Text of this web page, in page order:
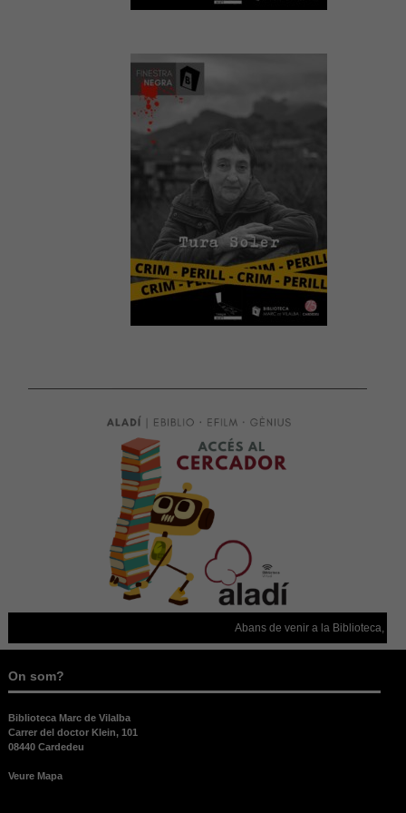
Abans de venir a la Biblioteca,
On som?
Biblioteca Marc de Vilalba
Carrer del doctor Klein, 101
08440 Cardedeu
Veure Mapa
Estadístiques
Experiència
Per tal que el
nostre lloc
web funcioni
el millor
possible
durant la
vostra visita.
Si rebutges
aquestes
cookies,